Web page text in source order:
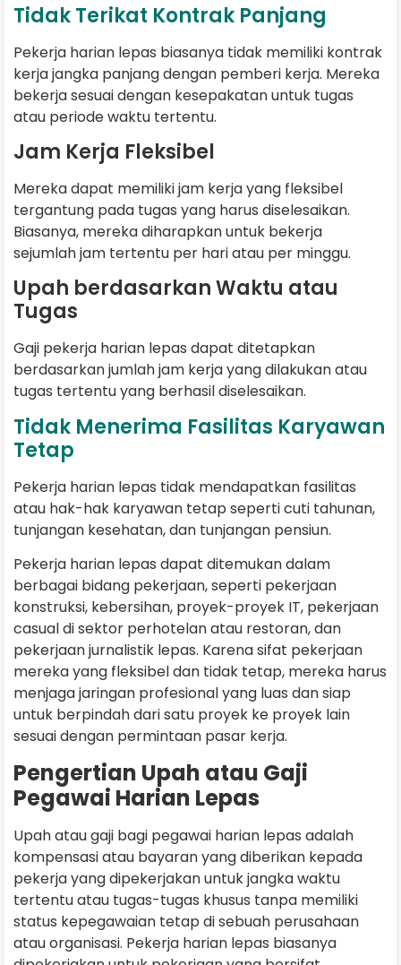
Tidak Terikat Kontrak Panjang
Pekerja harian lepas biasanya tidak memiliki kontrak
kerja jangka panjang dengan pemberi kerja. Mereka
bekerja sesuai dengan kesepakatan untuk tugas
atau periode waktu tertentu.
Jam Kerja Fleksibel
Mereka dapat memiliki jam kerja yang fleksibel
tergantung pada tugas yang harus diselesaikan.
Biasanya, mereka diharapkan untuk bekerja
sejumlah jam tertentu per hari atau per minggu.
Upah berdasarkan Waktu atau
Tugas
Gaji pekerja harian lepas dapat ditetapkan
berdasarkan jumlah jam kerja yang dilakukan atau
tugas tertentu yang berhasil diselesaikan.
Tidak Menerima Fasilitas Karyawan
Tetap
Pekerja harian lepas tidak mendapatkan fasilitas
atau hak-hak karyawan tetap seperti cuti tahunan,
tunjangan kesehatan, dan tunjangan pensiun.
Pekerja harian lepas dapat ditemukan dalam
berbagai bidang pekerjaan, seperti pekerjaan
konstruksi, kebersihan, proyek-proyek IT, pekerjaan
casual di sektor perhotelan atau restoran, dan
pekerjaan jurnalistik lepas. Karena sifat pekerjaan
mereka yang fleksibel dan tidak tetap, mereka harus
menjaga jaringan profesional yang luas dan siap
untuk berpindah dari satu proyek ke proyek lain
sesuai dengan permintaan pasar kerja.
Pengertian Upah atau Gaji
Pegawai Harian Lepas
Upah atau gaji bagi pegawai harian lepas adalah
kompensasi atau bayaran yang diberikan kepada
pekerja yang dipekerjakan untuk jangka waktu
tertentu atau tugas-tugas khusus tanpa memiliki
status kepegawaian tetap di sebuah perusahaan
atau organisasi. Pekerja harian lepas biasanya